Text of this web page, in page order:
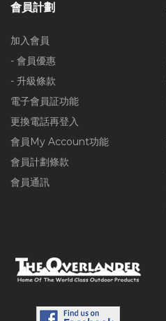
會員計劃
加入會員
- 會員優惠
- 升級條款
電子會員証功能
更換電話再登入
會員My Account功能
會員計劃條款
會員通訊